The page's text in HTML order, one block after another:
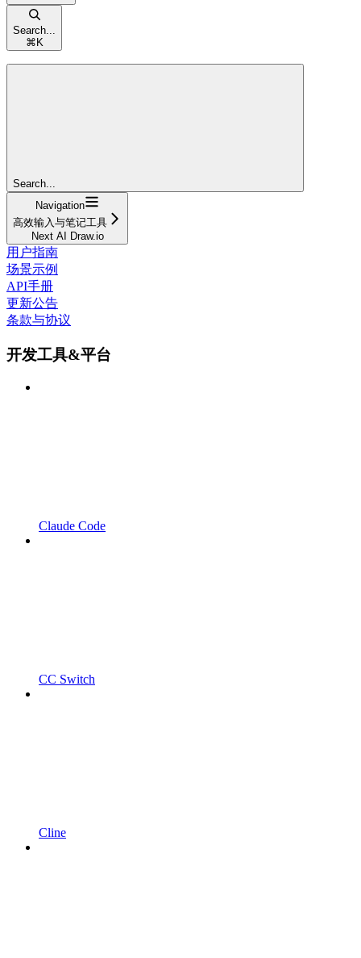
Search...
⌘ K
Search...
Navigation
高效输入与笔记工具
Next AI Draw.io
用户指南
场景示例
API手册
更新公告
条款与协议
开发工具&平台
Claude Code
CC Switch
Cline